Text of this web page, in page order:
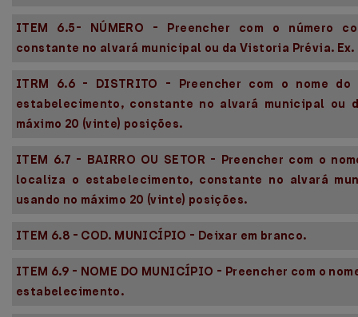
ITEM 6.5- NÚMERO - Preencher com o número
constante no alvará municipal ou da Vistoria Prévia. Ex.
ITRM 6.6 - DISTRITO - Preencher com o nome
estabelecimento, constante no alvará municipal ou
máximo 20 (vinte) posições.
ITEM 6.7 - BAIRRO OU SETOR - Preencher com o
localiza o estabelecimento, constante no alvará
usando no máximo 20 (vinte) posições.
ITEM 6.8 - COD. MUNICÍPIO - Deixar em branco.
ITEM 6.9 - NOME DO MUNICÍPIO - Preencher com o
estabelecimento.